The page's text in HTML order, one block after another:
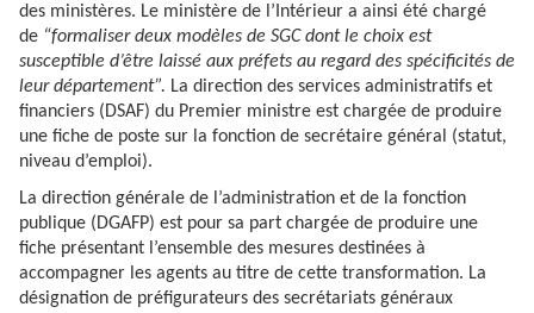
des ministères. Le ministère de l’Intérieur a ainsi été chargé
de “formaliser deux modèles de SGC dont le choix est
susceptible d’être laissé aux préfets au regard des spécificités de
leur département”. La direction des services administratifs et
financiers (DSAF) du Premier ministre est chargée de produire
une fiche de poste sur la fonction de secrétaire général (statut,
niveau d’emploi).
La direction générale de l’administration et de la fonction
publique (DGAFP) est pour sa part chargée de produire une
fiche présentant l’ensemble des mesures destinées à
accompagner les agents au titre de cette transformation. La
désignation de préfigurateurs des secrétariats généraux